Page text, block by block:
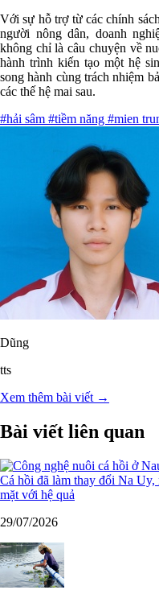
Với sự hỗ trợ từ các chính
người nông dân, doanh
không chỉ là câu chuyện về
hành trình kiến tạo một hệ
song hành cùng trách nhiệm
các thế hệ mai sau.
#hải sâm #tiềm năng #mien
Dũng
tts
Xem thêm bài viết →
Bài viết liên quan
Cá hồi đã làm thay đổi Na
mặt với hệ quả
29/07/2026